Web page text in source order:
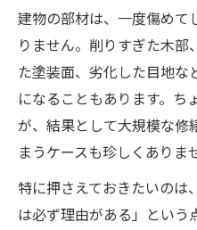
建物の部材は、一度傷めて
りません。削りすぎた木
た塗装面、劣化した目地
になることもあります。ち
が、結果として大規模な修
まうケースも珍しくありま
特に押さえておきたいのは
は必ず理由がある」という